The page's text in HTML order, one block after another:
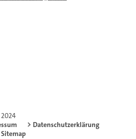
Datenschutzerklärung
Sitemap